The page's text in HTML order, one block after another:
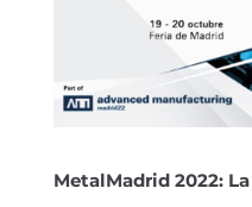
MetalMadrid 2022: